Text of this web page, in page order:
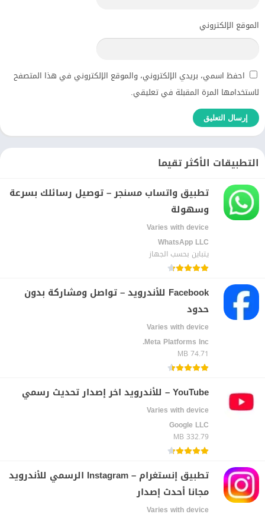
الموقع الإلكتروني
احفظ اسمي، بريدي الإلكتروني، والموقع الإلكتروني في هذا المتصفح
لاستخدامها المرة المقبلة في تعليقي.
التطبيقات الأكثر تقيما
تطبيق واتساب مسنجر – توصيل رسائلك بسرعة
وسهولة
Varies with device
WhatsApp LLC‏
يتباين بحسب الجهاز
Facebook للأندرويد – تواصل ومشاركة بدون
حدود
Varies with device
Meta Platforms Inc.‏
74.71 MB
YouTube – للأندرويد اخر إصدار تحديث رسمي
Varies with device
Google LLC‏
332.79 MB
تطبيق إنستغرام – Instagram الرسمي للأندرويد
مجانا أحدث إصدار
Varies with device